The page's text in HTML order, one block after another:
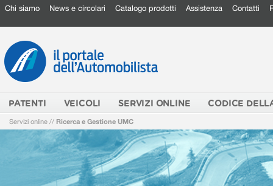
Chi siamo News e circolari Catalogo prodotti Assistenza Contatti
PATENTI VEICOLI SERVIZI ONLINE CODICE
Servizi online // Ricerca e Gestione UMC